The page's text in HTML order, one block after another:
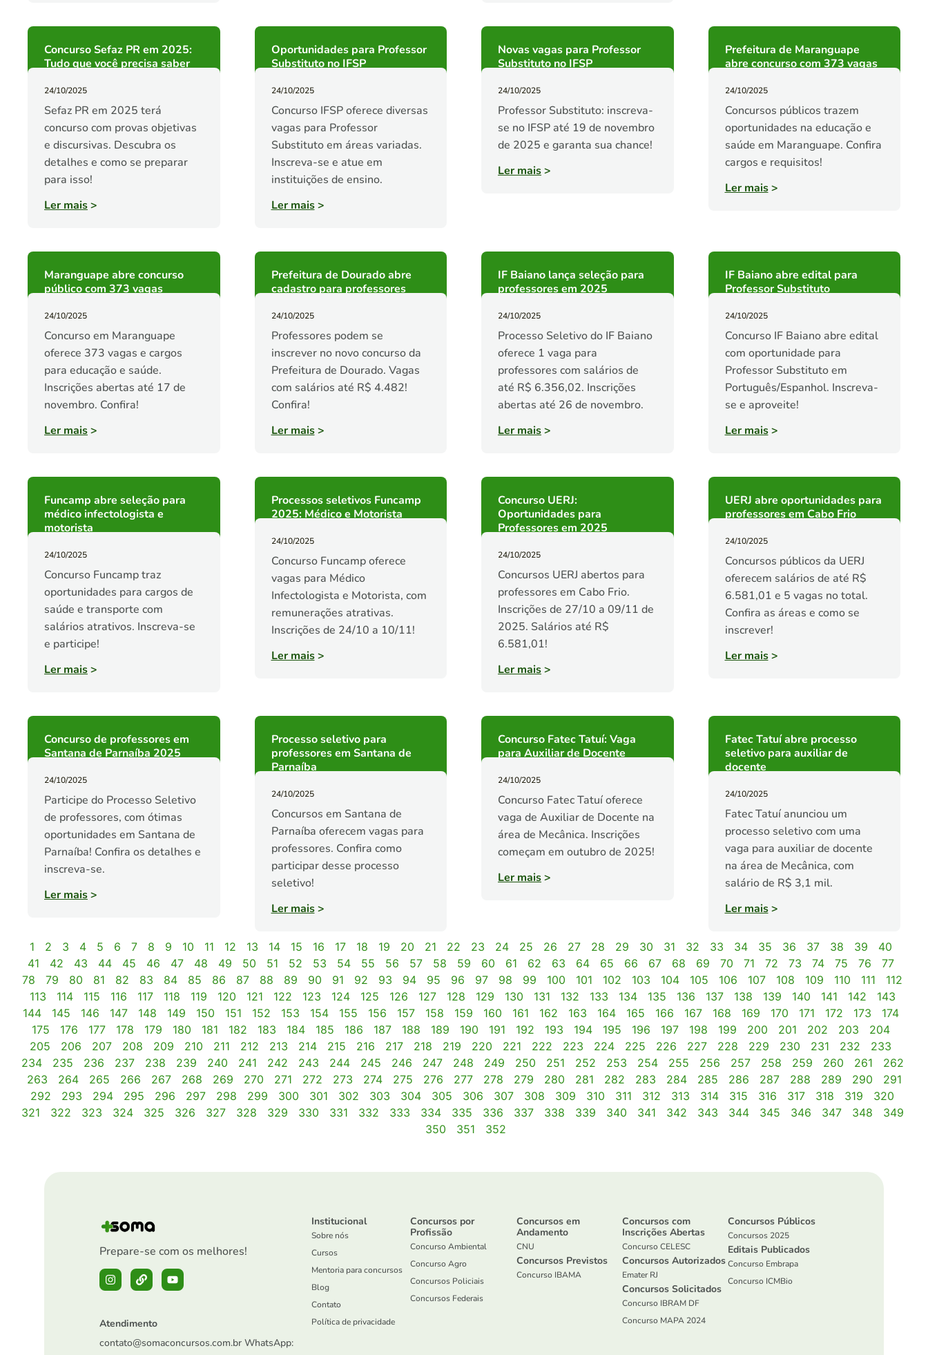
Concurso Sefaz PR em 2025:
Tudo que você precisa saber
24/10/2025
Sefaz PR em 2025 terá
concurso com provas objetivas
e discursivas. Descubra os
detalhes e como se preparar
para isso!
Ler mais>
Oportunidades para Professor
Substituto no IFSP
24/10/2025
Concurso IFSP oferece diversas
vagas para Professor
Substituto em áreas variadas.
Inscreva-se e atue em
instituições de ensino.
Ler mais>
Novas vagas para Professor
Substituto no IFSP
24/10/2025
Professor Substituto: inscreva-
se no IFSP até 19 de novembro
de 2025 e garanta sua chance!
Ler mais>
Prefeitura de Maranguape
abre concurso com 373 vagas
24/10/2025
Concursos públicos trazem
oportunidades na educação e
saúde em Maranguape. Confira
cargos e requisitos!
Ler mais>
Maranguape abre concurso
público com 373 vagas
24/10/2025
Concurso em Maranguape
oferece 373 vagas e cargos
para educação e saúde.
Inscrições abertas até 17 de
novembro. Confira!
Ler mais>
Prefeitura de Dourado abre
cadastro para professores
24/10/2025
Professores podem se
inscrever no novo concurso da
Prefeitura de Dourado. Vagas
com salários até R$ 4.482!
Confira!
Ler mais>
IF Baiano lança seleção para
professores em 2025
24/10/2025
Processo Seletivo do IF Baiano
oferece 1 vaga para
professores com salários de
até R$ 6.356,02. Inscrições
abertas até 26 de novembro.
Ler mais>
IF Baiano abre edital para
Professor Substituto
24/10/2025
Concurso IF Baiano abre edital
com oportunidade para
Professor Substituto em
Português/Espanhol. Inscreva-
se e aproveite!
Ler mais>
Funcamp abre seleção para
médico infectologista e
motorista
24/10/2025
Concurso Funcamp traz
oportunidades para cargos de
saúde e transporte com
salários atrativos. Inscreva-se
e participe!
Ler mais>
Processos seletivos Funcamp
2025: Médico e Motorista
24/10/2025
Concurso Funcamp oferece
vagas para Médico
Infectologista e Motorista, com
remunerações atrativas.
Inscrições de 24/10 a 10/11!
Ler mais>
Concurso UERJ:
Oportunidades para
Professores em 2025
24/10/2025
Concursos UERJ abertos para
professores em Cabo Frio.
Inscrições de 27/10 a 09/11 de
2025. Salários até R$
6.581,01!
Ler mais>
UERJ abre oportunidades para
professores em Cabo Frio
24/10/2025
Concursos públicos da UERJ
oferecem salários de até R$
6.581,01 e 5 vagas no total.
Confira as áreas e como se
inscrever!
Ler mais>
Concurso de professores em
Santana de Parnaíba 2025
24/10/2025
Participe do Processo Seletivo
de professores, com ótimas
oportunidades em Santana de
Parnaíba! Confira os detalhes e
inscreva-se.
Ler mais>
Processo seletivo para
professores em Santana de
Parnaíba
24/10/2025
Concursos em Santana de
Parnaíba oferecem vagas para
professores. Confira como
participar desse processo
seletivo!
Ler mais>
Concurso Fatec Tatuí: Vaga
para Auxiliar de Docente
24/10/2025
Concurso Fatec Tatuí oferece
vaga de Auxiliar de Docente na
área de Mecânica. Inscrições
começam em outubro de 2025!
Ler mais>
Fatec Tatuí abre processo
seletivo para auxiliar de
docente
24/10/2025
Fatec Tatuí anunciou um
processo seletivo com uma
vaga para auxiliar de docente
na área de Mecânica, com
salário de R$ 3,1 mil.
Ler mais>
1 2 3 4 5 6 7 8 9 10 11 12 13 14 15 16 17 18 19 20 21 22 23 24 25 26 27 28 29 30 31 32 33 34 35 36 37 38 39
40
41
42 43 44 45 46 47 48 49 50 51 52 53 54 55 56 57 58 59 60 61 62 63 64 65 66 67 68 69 70 71 72 73 74 75 76
77
78
79 80 81 82 83 84 85 86 87 88 89 90 91 92 93 94 95 96 97 98 99 100 101 102 103 104 105 106 107 108 109 110 111
112
113
114 115 116 117 118 119 120 121 122 123 124 125 126 127 128 129 130 131 132 133 134 135 136 137 138 139 140 141 142
143
144
145 146 147 148 149 150 151 152 153 154 155 156 157 158 159 160 161 162 163 164 165 166 167 168 169 170 171 172 173
174
175
176 177 178 179 180 181 182 183 184 185 186 187 188 189 190 191 192 193 194 195 196 197 198 199 200 201 202 203
204
205
206 207 208 209 210 211 212 213 214 215 216 217 218 219 220 221 222 223 224 225 226 227 228 229 230 231 232
233
234
235 236 237 238 239 240 241 242 243 244 245 246 247 248 249 250 251 252 253 254 255 256 257 258 259 260 261
262
263
264 265 266 267 268 269 270 271 272 273 274 275 276 277 278 279 280 281 282 283 284 285 286 287 288 289 290
291
292
293 294 295 296 297 298 299 300 301 302 303 304 305 306 307 308 309 310 311 312 313 314 315 316 317 318 319
320
321
322 323 324 325 326 327 328 329 330 331 332 333 334 335 336 337 338 339 340 341 342 343 344 345 346 347 348
349
350
351 352
Prepare-se com os melhores!
Atendimento
contato@somaconcursos.com.br WhatsApp:
Institucional
Sobre nós
Cursos
Mentoria para concursos
Blog
Contato
Política de privacidade
Concursos por
Profissão
Concurso Ambiental
Concurso Agro
Concursos Policiais
Concursos Federais
Concursos em
Andamento
CNU
Concursos Previstos
Concurso IBAMA
Concursos com
Inscrições Abertas
Concurso CELESC
Concursos Autorizados
Emater RJ
Concursos Solicitados
Concurso IBRAM DF
Concurso MAPA 2024
Concursos Públicos
Concursos 2025
Editais Publicados
Concurso Embrapa
Concurso ICMBio